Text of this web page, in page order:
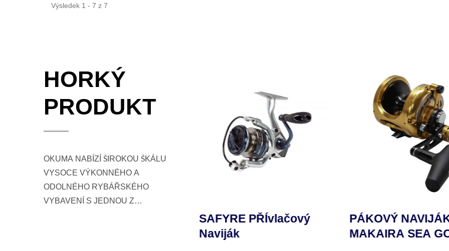
Výsledek 1 - 7 z 7
HORKÝ
PRODUKT
OKUMA NABÍZÍ ŠIROKOU ŠKÁLU
VYSOCE VÝKONNÉHO A
ODOLNÉHO RYBÁŘSKÉHO
VYBAVENÍ S JEDNOU Z
SAFYRE PŘÍvlačový
Naviják
PÁKOVÝ NAVIJÁK
MAKAIRA SEA